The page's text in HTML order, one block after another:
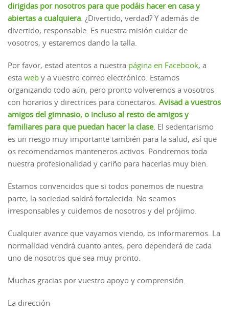
dirigidas por nosotros para que podáis hacer en casa y
abiertas a cualquiera. ¿Divertido, verdad? Y además de
divertido, responsable. Es nuestra misión cuidar de
vosotros, y estaremos dando la talla.
Por favor, estad atentos a nuestra página en Facebook, a
esta web y a vuestro correo electrónico. Estamos
organizando todo aún, pero pronto volveremos a vosotros
con horarios y directrices para conectaros. Avisad a vuestros
amigos del gimnasio, o incluso al resto de amigos y
familiares para que puedan hacer la clase. El sedentarismo
es un riesgo muy importante también para la salud, así que
os recomendamos manteneros activos. Pondremos toda
nuestra profesionalidad y cariño para hacerlas muy bien.
Estamos convencidos que si todos ponemos de nuestra
parte, la sociedad saldrá fortalecida. No seamos
irresponsables y cuidemos de nosotros y del prójimo.
Cualquier avance que vayamos viendo, os informaremos. La
normalidad vendrá cuanto antes, pero dependerá de cada
uno de nosotros que sea muy pronto.
Muchas gracias por vuestro apoyo y comprensión.
La dirección